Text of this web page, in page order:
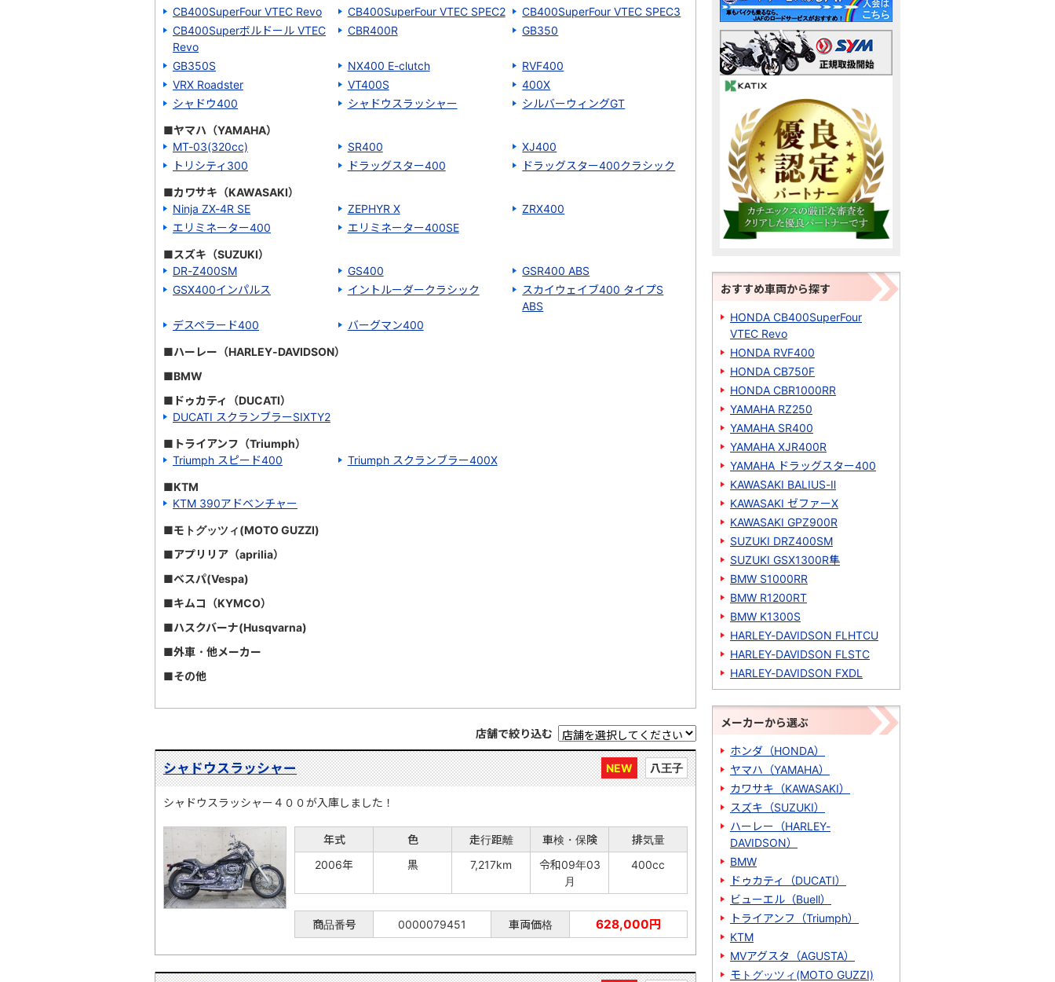
CB400SuperFour VTEC Revo
CB400SuperFour VTEC SPEC2
CB400SuperFour VTEC SPEC3
CB400Superボルドール VTEC
Revo
CBR400R GB350
GB350S NX400 E-clutch
RVF400
VRX Roadster
VT400S
400X
シャドウ400
シャドウスラッシャー
シルバーウィングGT
■ヤマハ（YAMAHA）
MT-03(320cc)
SR400
XJ400
トリシティ300
ドラッグスター400
ドラッグスター400クラシック
■カワサキ（KAWASAKI）
Ninja ZX-4R SE
ZEPHYR Χ
ZRX400
エリミネーター400
エリミネーター400SE
■スズキ（SUZUKI）
DR-Z400SM
GS400
GSR400 ABS
GSX400インパルス
イントルーダークラシック
スカイウェイブ400 タイプS
ABS
デスペラード400
バーグマン400
■ハーレー（HARLEY-DAVIDSON）
■BMW
■ドゥカティ（DUCATI）
DUCATI スクランブラーSIXTY2
■トライアンフ（Triumph）
Triumph スピード400
Triumph スクランブラー400X
■KTM
KTM 390アドベンチャー
■モトグッツィ(MOTO GUZZI)
■アプリリア（aprilia）
■ベスパ(Vespa)
■キムコ（KYMCO）
■ハスクバーナ(Husqvarna)
■外車・他メーカー
■その他
店舗で絞り込む
NEW 八王子
シャドウスラッシャー
シャドウスラッシャー４００が入庫しました！
年式 色 走行距離 車検・保険
排気量
2006年
黒 7,217km
令和09年03
月
400cc
商品番号 0000079451 車両価格 628,000円
おすすめ車両から探す
HONDA CB400SuperFour
VTEC Revo
HONDA RVF400
HONDA CB750F
HONDA CBR1000RR
YAMAHA RZ250
YAMAHA SR400
YAMAHA XJR400R
YAMAHA ドラッグスター400
KAWASAKI BALIUS-Ⅱ
KAWASAKI ゼファーΧ
KAWASAKI GPZ900R
SUZUKI DRZ400SM
SUZUKI GSX1300R隼
BMW S1000RR
BMW R1200RT
BMW K1300S
HARLEY-DAVIDSON FLHTCU
HARLEY-DAVIDSON FLSTC
HARLEY-DAVIDSON FXDL
メーカーから選ぶ
ホンダ（HONDA）
ヤマハ（YAMAHA）
カワサキ（KAWASAKI）
スズキ（SUZUKI）
ハーレー（HARLEY-
DAVIDSON）
BMW
ドゥカティ（DUCATI）
ビューエル（Buell）
トライアンフ（Triumph）
KTM
MVアグスタ（AGUSTA）
モトグッツィ(MOTO GUZZI)